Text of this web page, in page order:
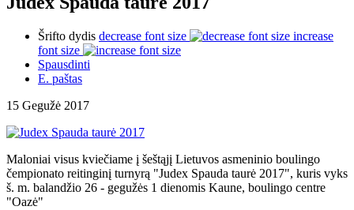
Šrifto dydis decrease font size
increase
font size
Spausdinti
E. paštas
15 Gegužė 2017
Maloniai visus kviečiame į šeštąjį Lietuvos asmeninio boulingo
čempionato reitinginį turnyrą "Judex Spauda taurė 2017", kuris vyks
š. m. balandžio 26 - gegužės 1 dienomis Kaune, boulingo centre
"Oazė"